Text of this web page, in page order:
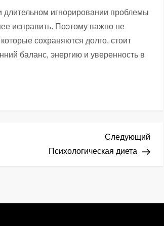
игнорировании проблемы
исправить. Поэтому важно не
сохраняются долго, стоит
баланс, энергию и уверенность в
Следующий
Психологическая диета